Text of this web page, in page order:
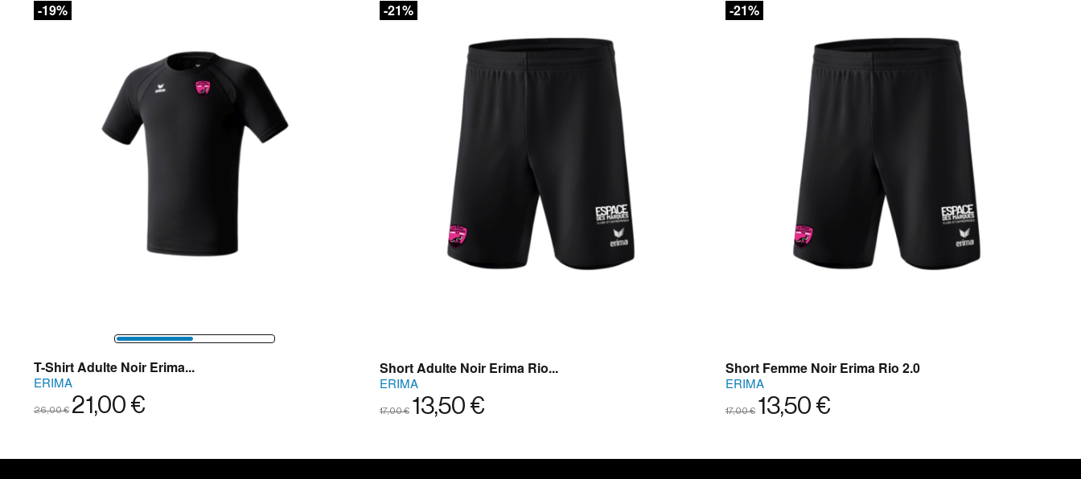
T-Shirt Adulte Noir Erima...
ERIMA
26,00 € 21,00 €
-19%
Short Adulte Noir Erima Rio...
ERIMA
17,00 € 13,50 €
-21%
Short Femme Noir Erima Rio 2.0
ERIMA
17,00 € 13,50 €
-21%